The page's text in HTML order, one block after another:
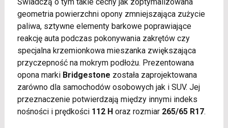
geometria powierzchni opony zmniejszająca zużycie
paliwa, sztywne elementy barkowe poprawiające
reakcję auta podczas pokonywania zakrętów czy
specjalna krzemionkowa mieszanka zwiększająca
przyczepność na mokrym podłożu. Prezentowana
opona marki Bridgestone została zaprojektowana
zarówno dla samochodów osobowych jak i SUV. Jej
przeznaczenie potwierdzają między innymi indeks
nośności i prędkości 112 Horaz rozmiar 265/65 R17.